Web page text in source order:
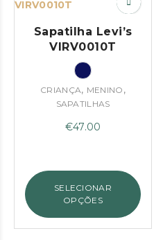
Sapatilha Levi’s
VIRV0010T
CRIANÇA, MENINO ,
SAPATILHAS
€47.00
SELECIONAR
OPÇÕES